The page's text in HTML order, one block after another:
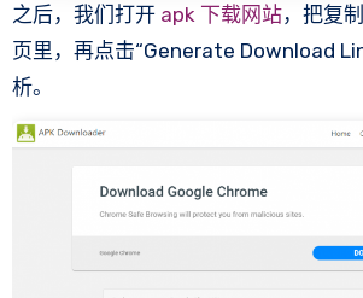
之后，我们打开 apk 下载网站，把复
页里，再点击“Generate Download
析。